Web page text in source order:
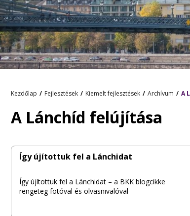
Kezdőlap Fejlesztések Kiemelt fejlesztések Archívum A
A Lánchíd felújítása
Így újítottuk fel a Lánchidat
Így újítottuk fel a Lánchidat – a BKK blogcikke
rengeteg fotóval és olvasnivalóval